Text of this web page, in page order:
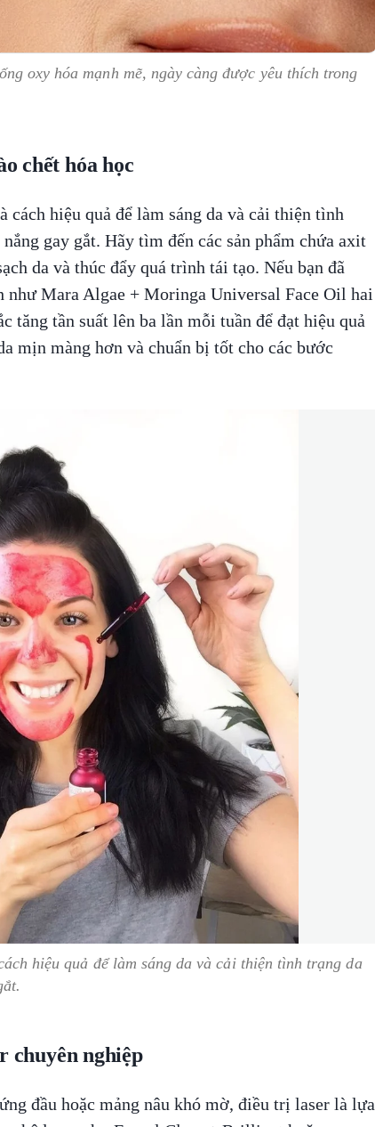
oxy hóa mạnh mẽ, ngày càng được yêu thích trong
chết hóa học
cách hiệu quả để làm sáng da và cải thiện tình
gay gắt. Hãy tìm đến các sản phẩm chứa axit
da và thúc đẩy quá trình tái tạo. Nếu bạn đã
như Mara Algae + Moringa Universal Face Oil hai
tăng tần suất lên ba lần mỗi tuần để đạt hiệu quả
mịn màng hơn và chuẩn bị tốt cho các bước
hiệu quả để làm sáng da và cải thiện tình trạng da
chuyên nghiệp
đầu hoặc mảng nâu khó mờ, điều trị laser là lựa